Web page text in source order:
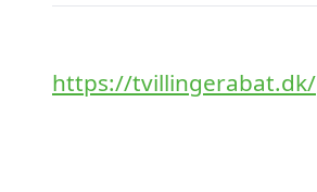
https://tvillingerabat.dk/